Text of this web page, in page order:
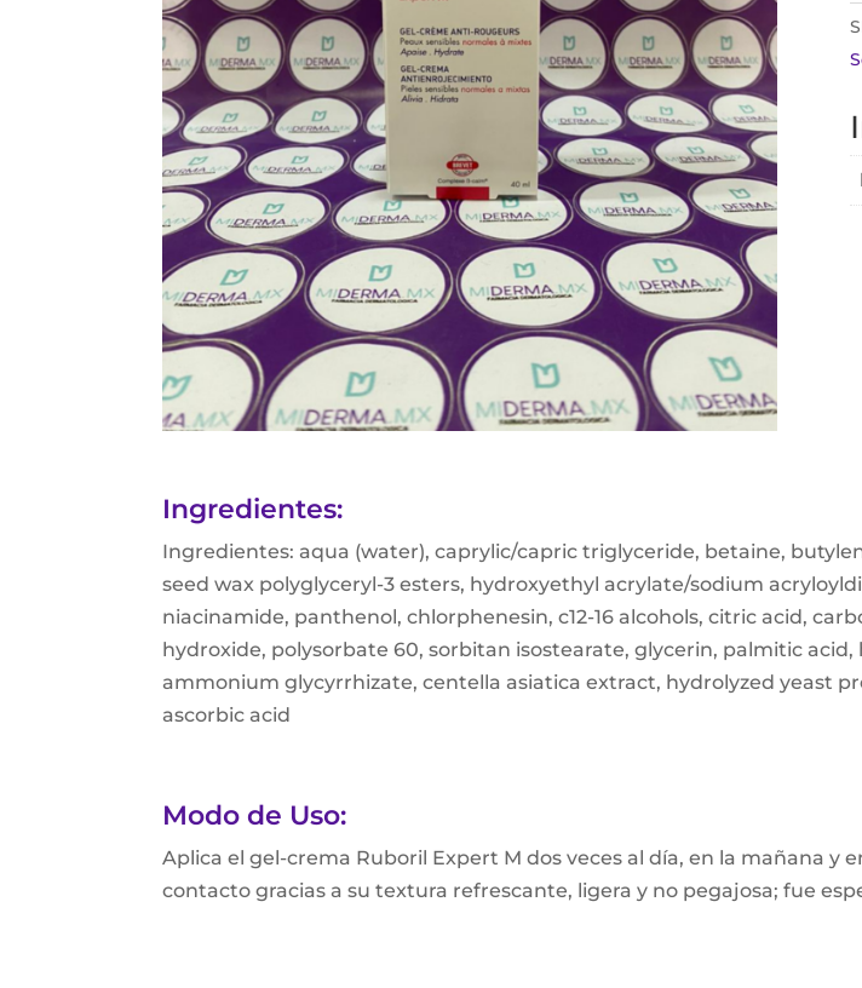
Ingredientes:
Ingredientes: aqua (water), caprylic/capric triglyceride, betaine,
seed wax polyglyceryl-3 esters, hydroxyethyl acrylate/sodium
niacinamide, panthenol, chlorphenesin, c12-16 alcohols, citric acid,
hydroxide, polysorbate 60, sorbitan isostearate, glycerin, palmitic
ammonium glycyrrhizate, centella asiatica extract, hydrolyzed yeast
ascorbic acid
Modo de Uso:
Aplica el gel-crema Ruboril Expert M dos veces al día, en la mañana y
contacto gracias a su textura refrescante, ligera y no pegajosa; fue